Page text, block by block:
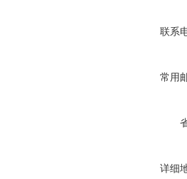
联系
常用
详细